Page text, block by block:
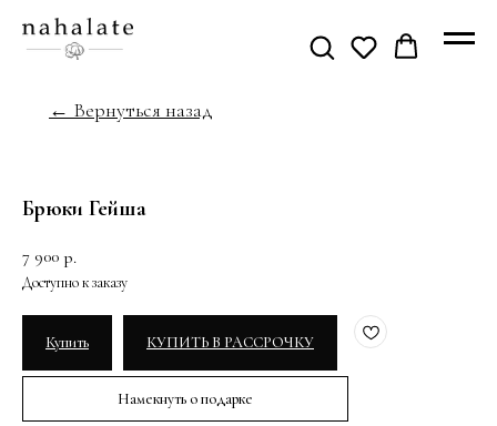
← Вернуться назад
Брюки Гейша
7 900 р.
Купить КУПИТЬ В РАССРОЧКУ
Намекнуть о подарке